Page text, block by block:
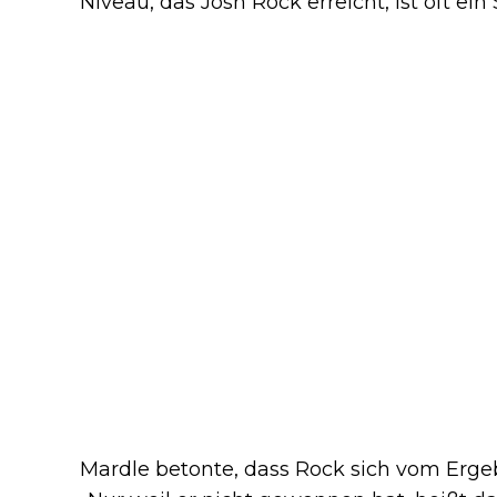
Mardle betonte, dass Rock sich vom